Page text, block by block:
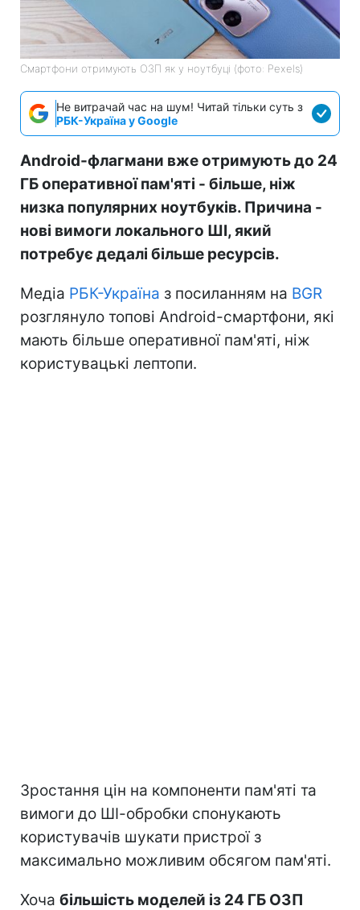
Смартфони отримують ОЗП як у ноутбуці (фото: Pexels)
Не витрачай час на шум! Читай тільки суть з
РБК-Україна у Google
Android-флагмани вже отримують до 24
ГБ оперативної пам'яті - більше, ніж
низка популярних ноутбуків. Причина -
нові вимоги локального ШІ, який
потребує дедалі більше ресурсів.
Медіа РБК-Україна з посиланням на BGR
розглянуло топові Android-смартфони, які
мають більше оперативної пам'яті, ніж
користувацькі лептопи.
Зростання цін на компоненти пам'яті та
вимоги до ШІ-обробки спонукають
користувачів шукати пристрої з
максимально можливим обсягом пам'яті.
Хоча більшість моделей із 24 ГБ ОЗП